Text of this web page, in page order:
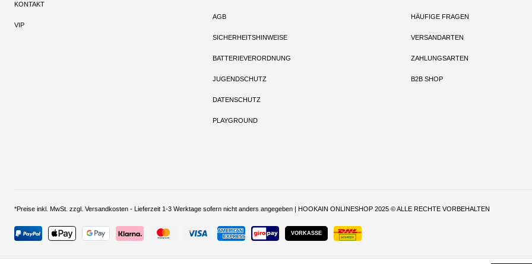
KONTAKT
VIP
AGB
SICHERHEITSHINWEISE
BATTERIEVERORDNUNG
JUGENDSCHUTZ
DATENSCHUTZ
PLAYGROUND
HÄUFIGE FRAGEN
VERSANDARTEN
ZAHLUNGSARTEN
B2B SHOP
*Preise inkl. MwSt. zzgl. Versandkosten - Lieferzeit 1-3 Werktage sofern nicht anders angegeben | HOOKAIN ONLINESHOP 2025 © ALLE RECHTE VORBEHALTEN
VORKASSE